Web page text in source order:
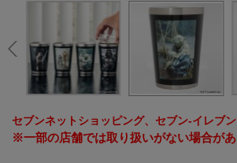
セブンネットショッピング、セブン‐イレブ
※一部の店舗では取り扱いがない場合が